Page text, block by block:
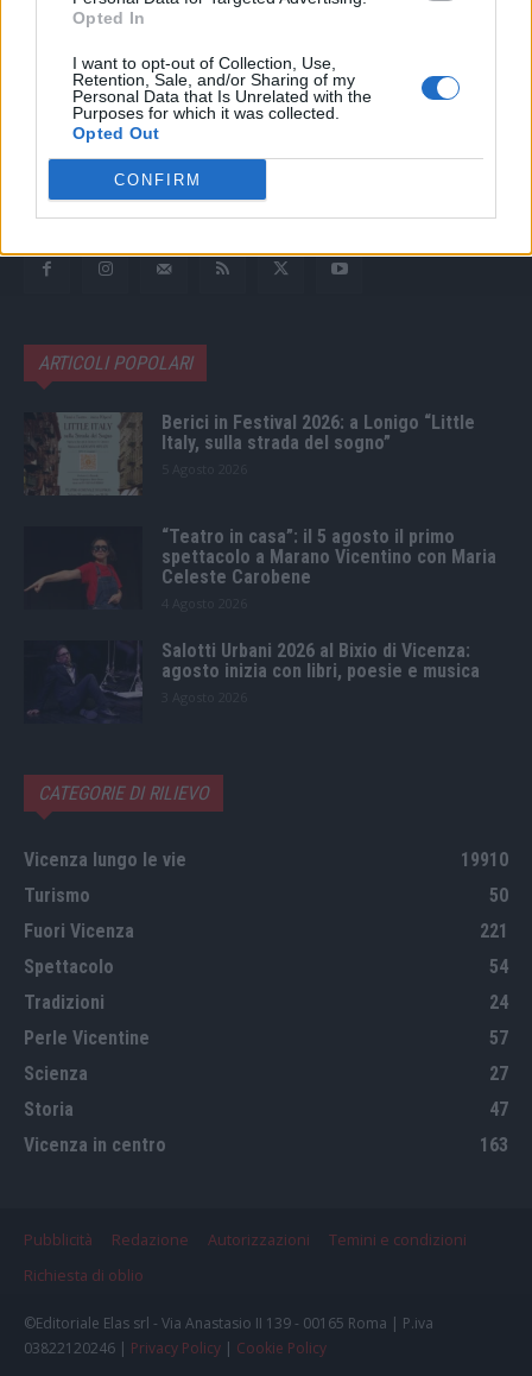
Opted In
I want to opt-out of Collection, Use,
Retention, Sale, and/or Sharing of my
Personal Data that Is Unrelated with the
Purposes for which it was collected.
Opted Out
CONFIRM
redazione@laltravicenza.it
Pubblicità
laltravicenza@laltravicenza.it
Amministrazione
ARTICOLI POPOLARI
Berici in Festival 2026: a Lonigo “Little
Italy, sulla strada del sogno”
“Teatro in casa”: il 5 agosto il primo
spettacolo a Marano Vicentino con Maria
Celeste Carobene
Salotti Urbani 2026 al Bixio di Vicenza:
agosto inizia con libri, poesie e musica
CATEGORIE DI RILIEVO
Vicenza lungo le vie
19910
Turismo
50
Fuori Vicenza
221
Spettacolo
54
Tradizioni
24
Perle Vicentine
57
Scienza
27
Storia
47
Vicenza in centro
163
Pubblicità Redazione Autorizzazioni
Temini e condizioni
Richiesta di oblio
©Editoriale Elas srl - Via Anastasio II 139 - 00165 Roma | P.iva
03822120246 | Privacy Policy | Cookie Policy